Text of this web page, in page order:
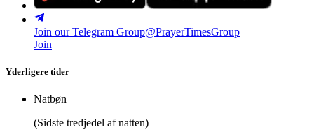
Join our Telegram Group@PrayerTimesGroup
Join
Yderligere tider
Natbøn
(Sidste tredjedel af natten)